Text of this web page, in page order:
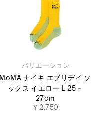
バリエーション
MoMA ナイキ エブリデイ ソ
ックス イエロー L 25－
27cm
￥2,750